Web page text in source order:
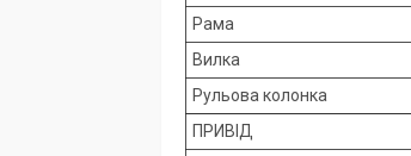
Рама
Вилка
Рульова колонка
ПРИВІД